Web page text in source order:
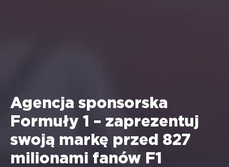
Agencja sponsorska
Formuły 1 – zaprezentuj
swoją markę przed 827
milionami fanów F1